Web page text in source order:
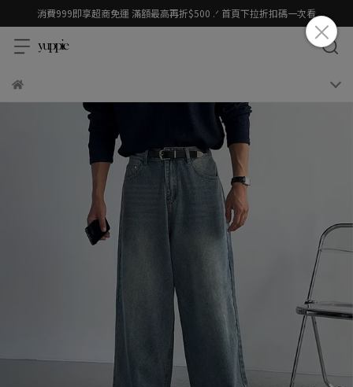
消費999即享超商免運 滿額最高再折$500 .ᐟ 首頁下拉折扣碼一次看